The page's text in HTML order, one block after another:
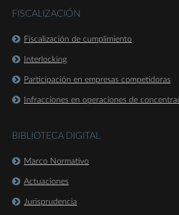
FISCALIZACIÓN
Fiscalización de cumplimiento
Interlocking
Participación en empresas competidoras
Infracciones en operaciones de
BIBLIOTECA DIGITAL
Marco Normativo
Actuaciones
Jurisprudencia